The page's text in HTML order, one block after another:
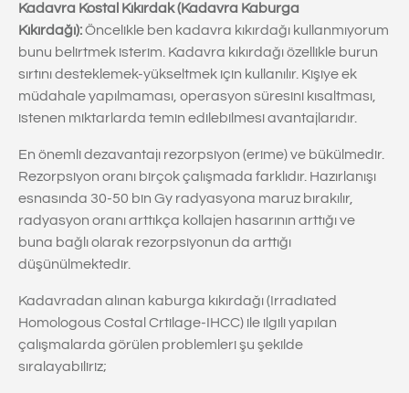
Kadavra Kostal Kıkırdak (Kadavra Kaburga
Kıkırdağı):Öncelikle ben kadavra kıkırdağı kullanmıyorum
bunu belirtmek isterim. Kadavra kıkırdağı özellikle burun
sırtını desteklemek-yükseltmek için kullanılır. Kişiye ek
müdahale yapılmaması, operasyon süresini kısaltması,
istenen miktarlarda temin edilebilmesi avantajlarıdır.
En önemli dezavantajı rezorpsiyon (erime) ve bükülmedir.
Rezorpsiyon oranı birçok çalışmada farklıdır. Hazırlanışı
esnasında 30-50 bin Gy radyasyona maruz bırakılır,
radyasyon oranı arttıkça kollajen hasarının arttığı ve
buna bağlı olarak rezorpsiyonun da arttığı
düşünülmektedir.
Kadavradan alınan kaburga kıkırdağı (Irradiated
Homologous Costal Crtilage-IHCC) ile ilgili yapılan
çalışmalarda görülen problemleri şu şekilde
sıralayabiliriz;